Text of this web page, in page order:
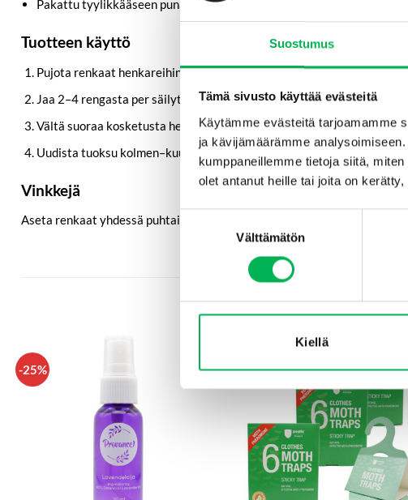
Suostumus
Tämä sivusto käyttää evästeitä
Käytämme evästeitä tarjoamamme
ja kävijämäärämme
kumppaneillemme tietoja siitä,
olet antanut heille tai joita on
Välttämätön
Kiellä
Pakattu tyylikkääseen punaiseen organzapussiin
Tuotteen käyttö
Pujota renkaat henkareihin tai aseta ne laatikoihin, vaatesäkkeihin
Jaa 2–4 rengasta per säilytystila tasaisen tuoksun aikaansaamiseksi.
Vältä suoraa kosketusta herkkiin kankaisiin laittamalla renkaat
Uudista tuoksu kolmen–kuuden kuukauden välein hankaamalla
Vinkkejä
Aseta renkaat yhdessä puhtaiden ja kuivien tekstiilien kanssa
-25% -34%